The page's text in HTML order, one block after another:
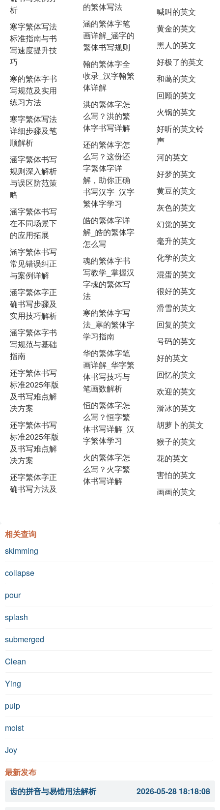
析
寒字繁体写法
标准指南与书
写速度提升技
巧
寒的繁体字书
写规范及实用
练习方法
寒字繁体写法
详细步骤及笔
顺解析
涵字繁体书写
规则深入解析
与误区防范策
略
涵字繁体书写
在不同场景下
的应用拓展
涵字繁体书写
常见错误纠正
与案例详解
涵字繁体字正
确书写步骤及
实用技巧解析
涵字繁体字书
写规范与基础
指南
还字繁体书写
标准2025年版
及书写难点解
决方案
还字繁体书写
标准2025年版
及书写难点解
决方案
还字繁体字正
确书写方法及
的繁体写法
涵的繁体字笔
画详解_涵字的
繁体书写规则
翰的繁体字全
收录_汉字翰繁
体详解
洪的繁体字怎
么写？洪的繁
体字书写详解
还的繁体字怎
么写？这份还
字繁体字详
解，助你正确
书写汉字_汉字
繁体字学习
皓的繁体字详
解_皓的繁体字
怎么写
魂的繁体字书
写教学_掌握汉
字魂的繁体写
法
寒的繁体字写
法_寒的繁体字
学习指南
华的繁体字笔
画详解_华字繁
体书写技巧与
笔画数解析
恒的繁体字怎
么写？恒字繁
体书写详解_汉
字繁体学习
火的繁体字怎
么写？火字繁
体书写详解
喊叫的英文
黄金的英文
黑人的英文
好极了的英文
和蔼的英文
回顾的英文
火锅的英文
好听的英文铃
声
河的英文
好梦的英文
黄豆的英文
灰色的英文
幻觉的英文
毫升的英文
化学的英文
混蛋的英文
很好的英文
滑雪的英文
回复的英文
号码的英文
好的英文
回忆的英文
欢迎的英文
滑冰的英文
胡萝卜的英文
猴子的英文
花的英文
害怕的英文
画画的英文
相关查询
skimming
collapse
pour
splash
submerged
Clean
Ying
pulp
moist
Joy
最新发布
齿的拼音与易错用法解析
2026-05-28 18:18:08